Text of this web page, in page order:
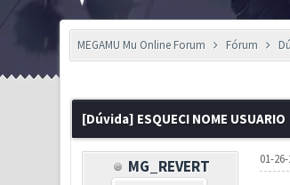
MEGAMU Mu Online Forum Fórum
[Dúvida] ESQUECI NOME USUARIO
MG_REVERT 01-